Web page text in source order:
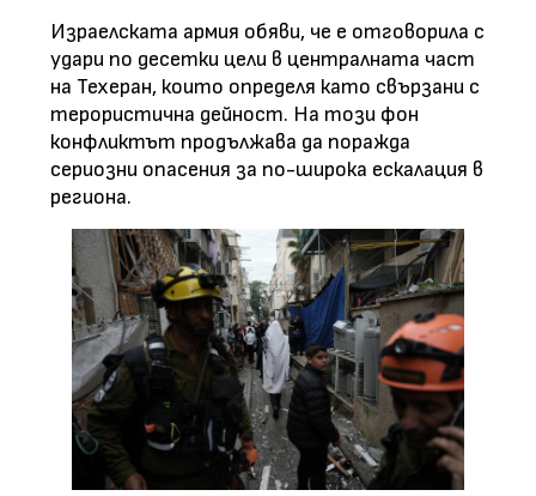
Израелската армия обяви, че е отговорила с
удари по десетки цели в централната част
на Техеран, които определя като свързани с
терористична дейност. На този фон
конфликтът продължава да поражда
сериозни опасения за по-широка ескалация в
региона.